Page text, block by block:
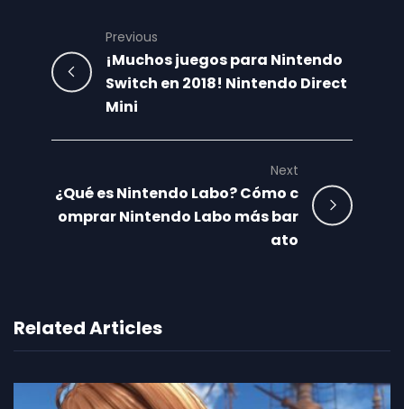
Previous
¡Muchos juegos para Nintendo
Switch en 2018! Nintendo Direct
Mini
Next
¿Qué es Nintendo Labo? Cómo c
omprar Nintendo Labo más bar
ato
Related Articles